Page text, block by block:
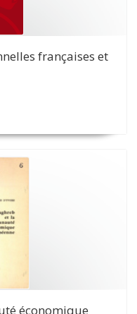
françaises et
économique